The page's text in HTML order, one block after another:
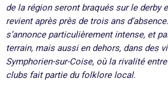
de la région seront braqués sur le derby
revient après près de trois ans
s’annonce particulièrement intense, et
terrain, mais aussi en dehors, dans des
Symphorien-sur-Coise, où la rivalité
clubs fait partie du folklore local.